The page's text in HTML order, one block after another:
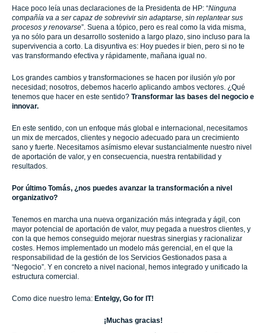
Hace poco leía unas declaraciones de la Presidenta de HP: “Ninguna
compañía va a ser capaz de sobrevivir sin adaptarse, sin replantear sus
procesos y renovarse”. Suena a tópico, pero es real como la vida misma,
ya no sólo para un desarrollo sostenido a largo plazo, sino incluso para la
supervivencia a corto. La disyuntiva es: Hoy puedes ir bien, pero si no te
vas transformando efectiva y rápidamente, mañana igual no.
Los grandes cambios y transformaciones se hacen por ilusión y/o por
necesidad; nosotros, debemos hacerlo aplicando ambos vectores. ¿Qué
tenemos que hacer en este sentido? Transformar las bases del negocio e
innovar.
En este sentido, con un enfoque más global e internacional, necesitamos
un mix de mercados, clientes y negocio adecuado para un crecimiento
sano y fuerte. Necesitamos asímismo elevar sustancialmente nuestro nivel
de aportación de valor, y en consecuencia, nuestra rentabilidad y
resultados.
Por último Tomás, ¿nos puedes avanzar la transformación a nivel
organizativo?
Tenemos en marcha una nueva organización más integrada y ágil, con
mayor potencial de aportación de valor, muy pegada a nuestros clientes, y
con la que hemos conseguido mejorar nuestras sinergias y racionalizar
costes. Hemos implementado un modelo más gerencial, en el que la
responsabilidad de la gestión de los Servicios Gestionados pasa a
“Negocio”. Y en concreto a nivel nacional, hemos integrado y unificado la
estructura comercial.
Como dice nuestro lema: Entelgy, Go for IT!
¡Muchas gracias!